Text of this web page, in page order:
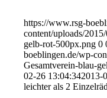
https://www.rsg-
content/uploads/
gelb-rot-500px.png 0
boeblingen.de/wp-
Gesamtverein-blau-
02-26 13:04:342013-
leichter als 2